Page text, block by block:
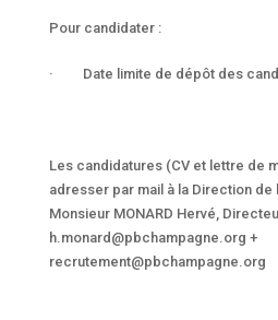
Pour candidater :
· Date limite de dépôt des
Les candidatures (CV et lettre de
adresser par mail à la Direction de
Monsieur MONARD Hervé,
h.monard@pbchampagne.org +
recrutement@pbchampagne.org